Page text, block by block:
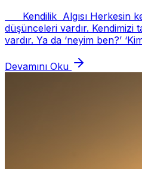
Kendilik Algısı Herkesin
düşünceleri vardır. Kendimizi
vardır. Ya da ‘neyim ben?’
Devamını Oku